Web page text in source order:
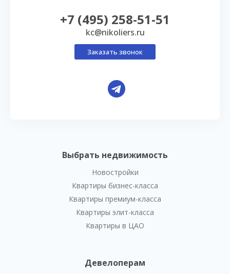
Выбрать недвижимость
Новостройки
Квартиры бизнес-класса
Квартиры премиум-класса
Квартиры элит-класса
Квартиры в ЦАО
Девелоперам
+7 (495) 258-51-51
kc@nikoliers.ru
Заказать звонок